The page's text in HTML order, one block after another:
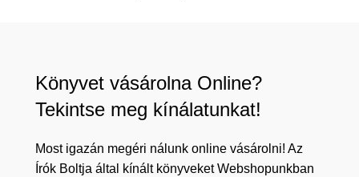
Könyvet vásárolna Online?
Tekintse meg kínálatunkat!
Most igazán megéri nálunk online vásárolni! Az
Írók Boltja által kínált könyveket Webshopunkban